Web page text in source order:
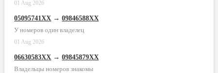
01 Aug 2026
05095741XX → 09846588XX
У номеров один владелец
01 Aug 2026
06630583XX → 09845879XX
Владельцы номеров знакомы